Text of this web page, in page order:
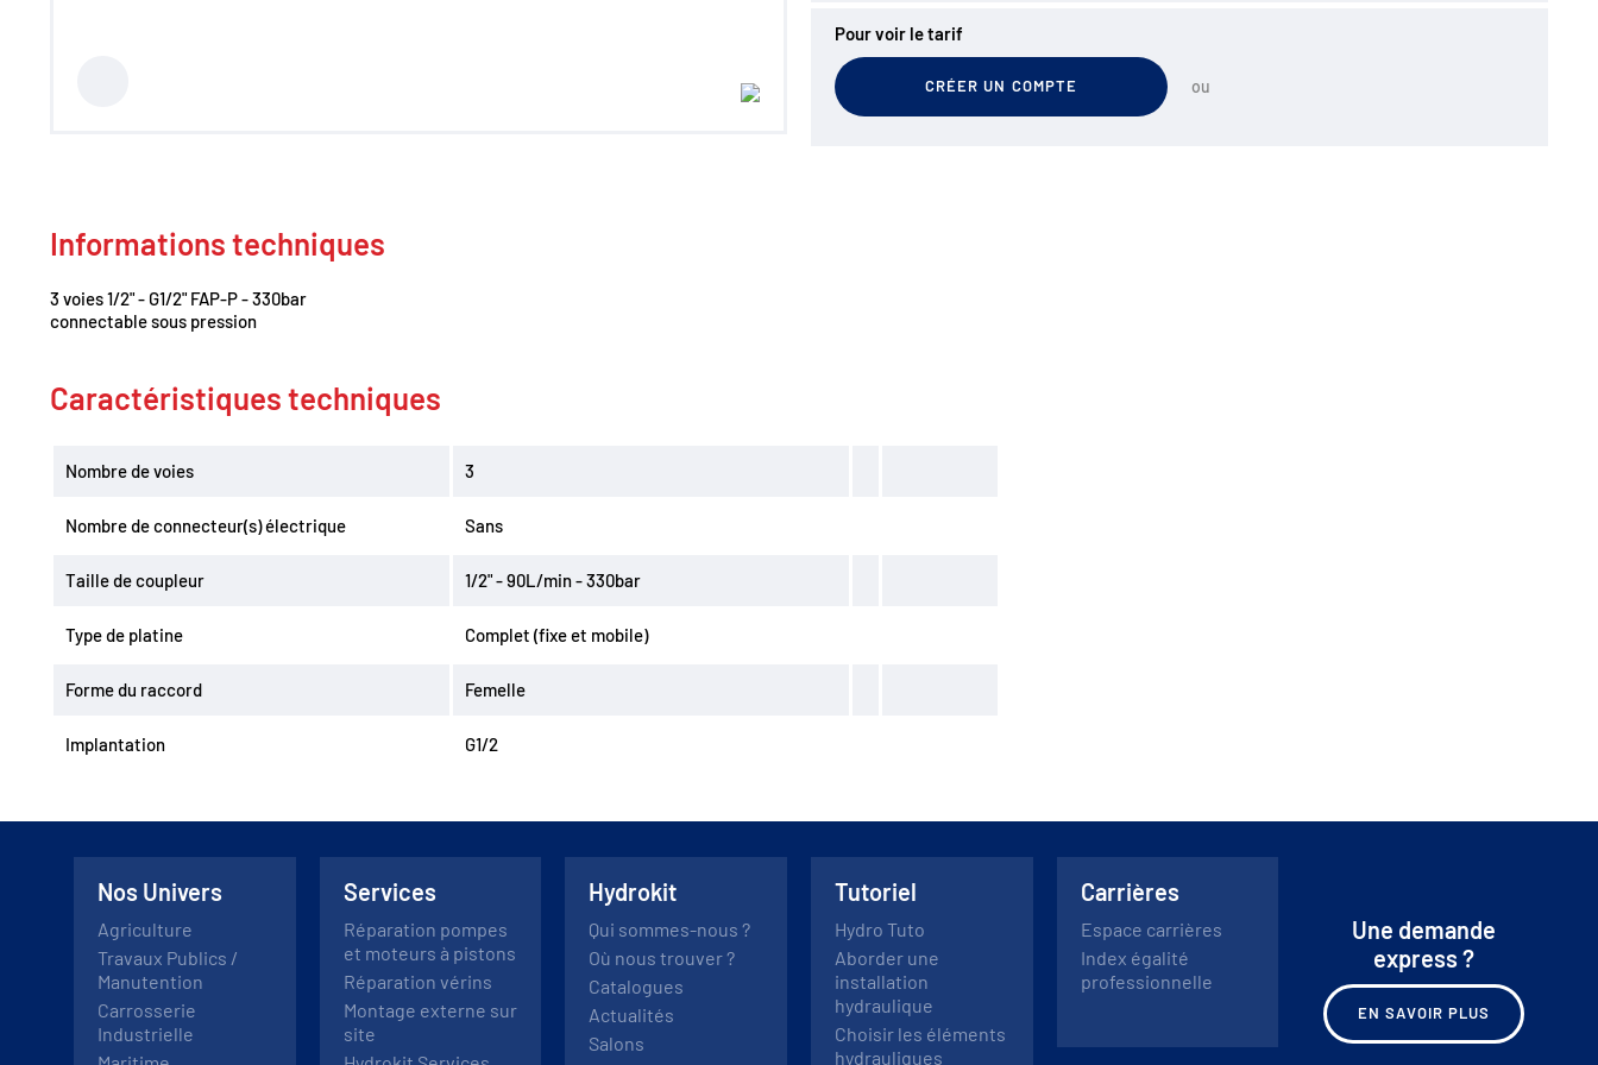
Connectiques
Composants électriques
Matériel d'atelier
Mallettes Hydroclips
Flexible hydraulique & Embouts
Coupleurs / Multicoupleurs
Equipements nettoyeurs haute
Rotators Baltrotors
Le coin des bonnes affaires /
Fiches de définition
Pour voir le tarif
CRÉER UN COMPTE ou
Informations techniques
3 voies 1/2" - G1/2" FAP-P - 330bar
connectable sous pression
Caractéristiques techniques
Nombre de voies 3
Nombre de connecteur(s) électrique Sans
Taille de coupleur 1/2" - 90L/min - 330bar
Type de platine Complet (fixe et mobile)
Forme du raccord Femelle
Implantation G1/2
Nos Univers
Agriculture
Travaux Publics /
Manutention
Carrosserie
Industrielle
Services
Réparation pompes
et moteurs à pistons
Réparation vérins
Montage externe sur
site
Hydrokit
Qui sommes-nous ?
Où nous trouver ?
Catalogues
Actualités
Salons
Tutoriel
Hydro Tuto
Aborder une
installation
hydraulique
Choisir les éléments
hydrauliques
Carrières
Espace carrières
Index égalité
professionnelle
Une demande
express ?
EN SAVOIR PLUS